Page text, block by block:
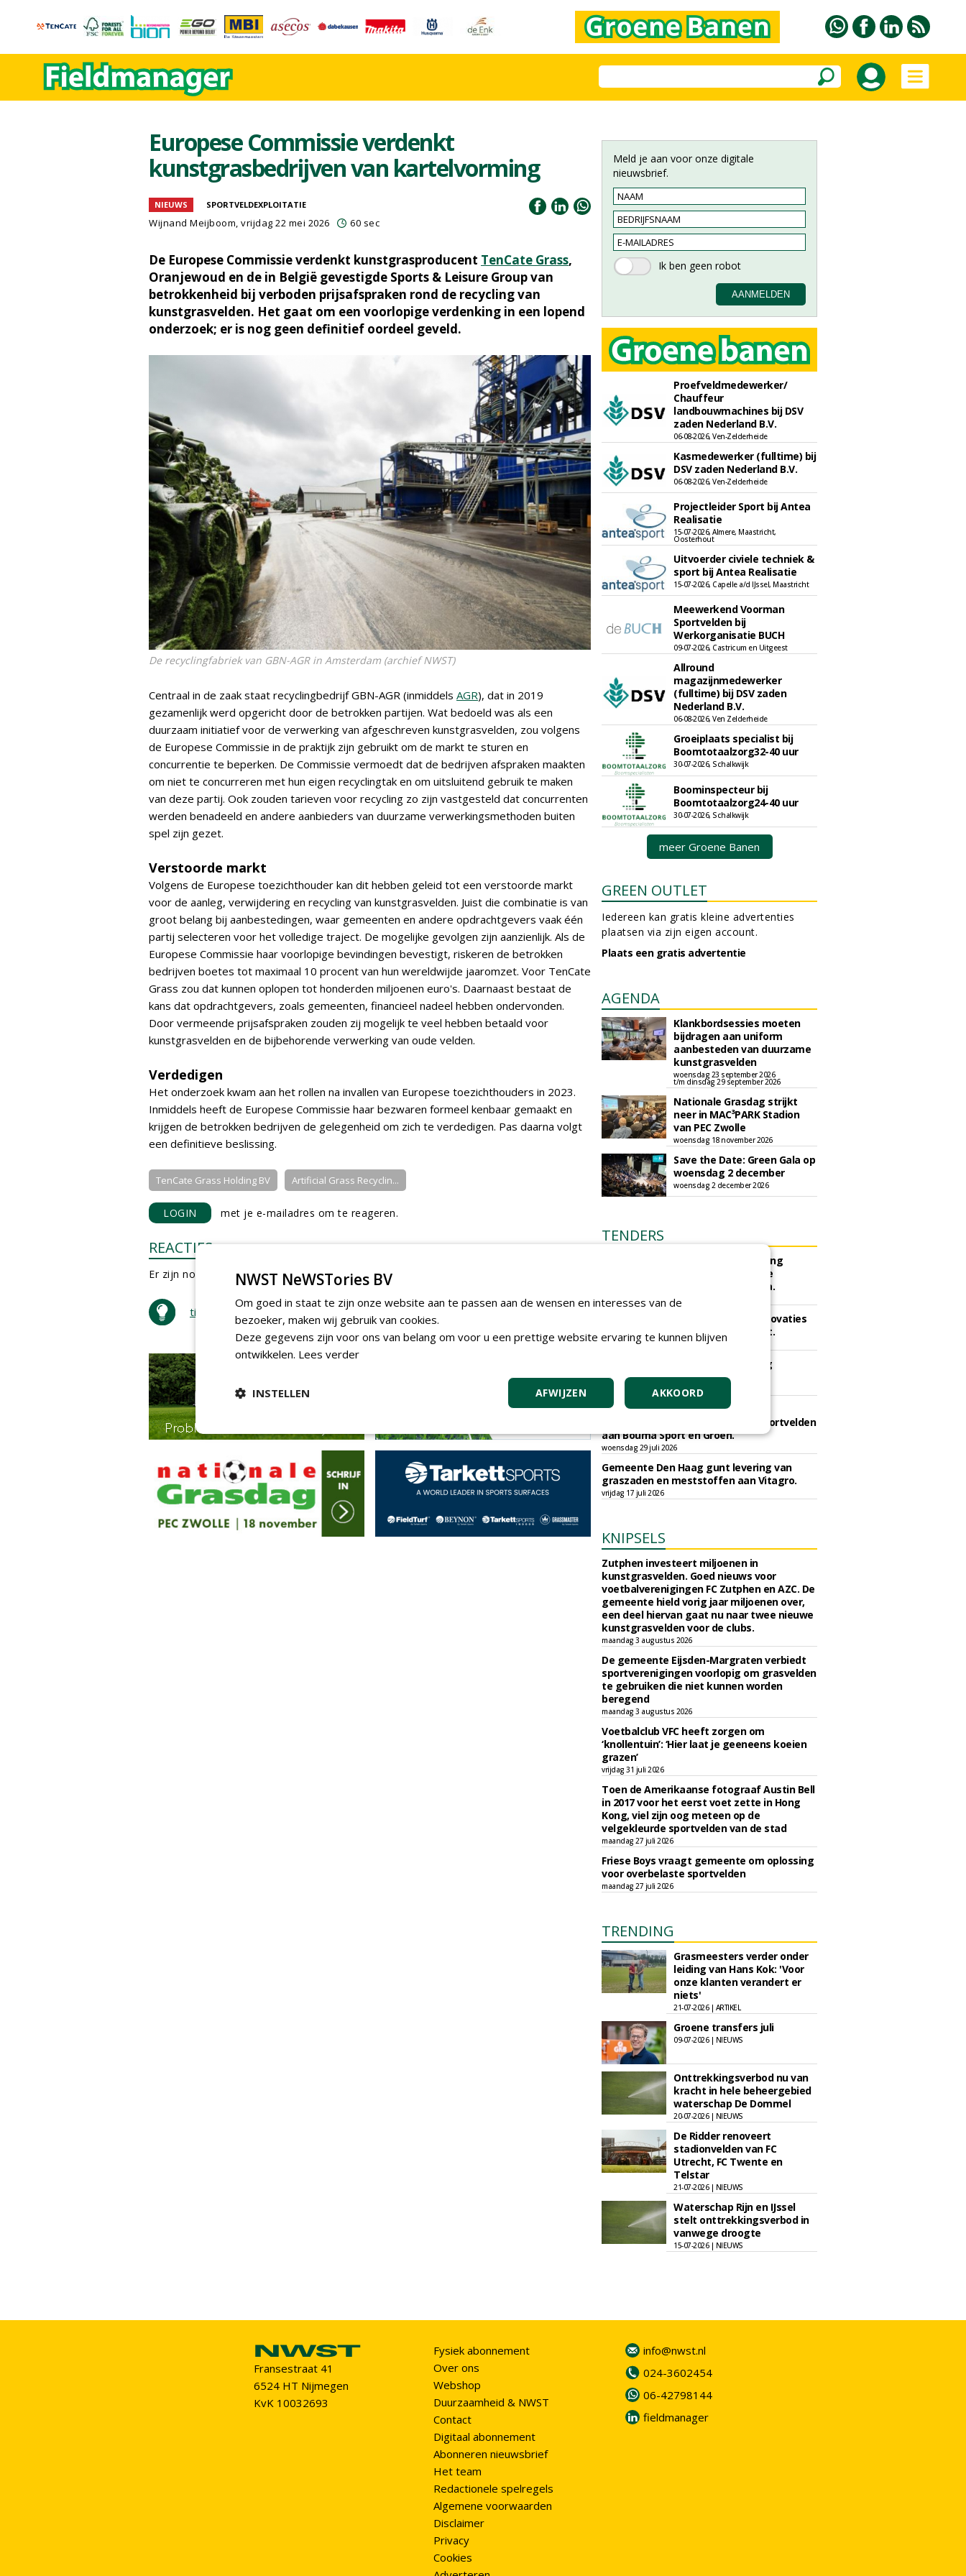
Europese Commissie verdenkt
kunstgrasbedrijven van kartelvorming
NIEUWS SPORTVELDEXPLOITATIE
Wijnand Meijboom, vrijdag 22 mei 2026 60 sec
De Europese Commissie verdenkt kunstgrasproducent TenCate Grass,
Oranjewoud en de in België gevestigde Sports & Leisure Group van
betrokkenheid bij verboden prijsafspraken rond de recycling van
kunstgrasvelden. Het gaat om een voorlopige verdenking in een lopend
onderzoek; er is nog geen definitief oordeel geveld.
De recyclingfabriek van GBN-AGR in Amsterdam (archief NWST)
Centraal in de zaak staat recyclingbedrijf GBN-AGR (inmiddels AGR), dat in 2019
gezamenlijk werd opgericht door de betrokken partijen. Wat bedoeld was als een
duurzaam initiatief voor de verwerking van afgeschreven kunstgrasvelden, zou volgens
de Europese Commissie in de praktijk zijn gebruikt om de markt te sturen en
concurrentie te beperken. De Commissie vermoedt dat de bedrijven afspraken maakten
om niet te concurreren met hun eigen recyclingtak en om uitsluitend gebruik te maken
van deze partij. Ook zouden tarieven voor recycling zo zijn vastgesteld dat concurrenten
werden benadeeld en andere aanbieders van duurzame verwerkingsmethoden buiten
spel zijn gezet.
Verstoorde markt
Volgens de Europese toezichthouder kan dit hebben geleid tot een verstoorde markt
voor de aanleg, verwijdering en recycling van kunstgrasvelden. Juist die combinatie is van
groot belang bij aanbestedingen, waar gemeenten en andere opdrachtgevers vaak één
partij selecteren voor het volledige traject. De mogelijke gevolgen zijn aanzienlijk. Als de
Europese Commissie haar voorlopige bevindingen bevestigt, riskeren de betrokken
bedrijven boetes tot maximaal 10 procent van hun wereldwijde jaaromzet. Voor TenCate
Grass zou dat kunnen oplopen tot honderden miljoenen euro's. Daarnaast bestaat de
kans dat opdrachtgevers, zoals gemeenten, financieel nadeel hebben ondervonden.
Door vermeende prijsafspraken zouden zij mogelijk te veel hebben betaald voor
kunstgrasvelden en de bijbehorende verwerking van oude velden.
Verdedigen
Het onderzoek kwam aan het rollen na invallen van Europese toezichthouders in 2023.
Inmiddels heeft de Europese Commissie haar bezwaren formeel kenbaar gemaakt en
krijgen de betrokken bedrijven de gelegenheid om zich te verdedigen. Pas daarna volgt
een definitieve beslissing.
TenCate Grass Holding BV Artificial Grass Recyclin...
LOGIN met je e-mailadres om te reageren.
REACTIES
Er zijn nog geen reacties.
tip de redactie
Meld je aan voor onze digitale
nieuwsbrief.
Proefveldmedewerker/
Chauffeur
landbouwmachines bij DSV
zaden Nederland B.V.
06-08-2026, Ven-Zelderheide
Kasmedewerker (fulltime) bij
DSV zaden Nederland B.V.
06-08-2026, Ven-Zelderheide
Projectleider Sport bij Antea
Realisatie
15-07-2026, Almere, Maastricht,
Oosterhout
Uitvoerder civiele techniek &
sport bij Antea Realisatie
15-07-2026, Capelle a/d IJssel, Maastricht
Meewerkend Voorman
Sportvelden bij
Werkorganisatie BUCH
09-07-2026, Castricum en Uitgeest
Allround
magazijnmedewerker
(fulltime) bij DSV zaden
Nederland B.V.
06-08-2026, Ven Zelderheide
Groeiplaats specialist bij
Boomtotaalzorg32-40 uur
30-07-2026, Schalkwijk
Boominspecteur bij
Boomtotaalzorg24-40 uur
30-07-2026, Schalkwijk
meer Groene Banen
GREEN OUTLET
Iedereen kan gratis kleine advertenties
plaatsen via zijn eigen account.
Plaats een gratis advertentie
AGENDA
Klankbordsessies moeten
bijdragen aan uniform
aanbesteden van duurzame
kunstgrasvelden
woensdag 23 september 2026
t/m dinsdag 29 september 2026
Nationale Grasdag strijkt
neer in MAC³PARK Stadion
van PEC Zwolle
woensdag 18 november 2026
Save the Date: Green Gala op
woensdag 2 december
woensdag 2 december 2026
TENDERS
Gemeente Bergen gunt herinrichting
sportpark Hogedijk - VV Egmond te
Egmond-Binnen aan Compeer Infra.
vrijdag 31 juli 2026
Gemeente Dordrecht gunt veldrenovaties
sportpark Schildman aan CSC Sport.
donderdag 30 juli 2026
Gemeente Maastricht gunt aanleg
kunstgrasvelden aan Finovi.
woensdag 29 juli 2026
Gemeente Westerveld gunt
raamovereenkomst onderhoud sportvelden
aan Bouma Sport en Groen.
woensdag 29 juli 2026
Gemeente Den Haag gunt levering van
graszaden en meststoffen aan Vitagro.
vrijdag 17 juli 2026
KNIPSELS
Zutphen investeert miljoenen in
kunstgrasvelden. Goed nieuws voor
voetbalverenigingen FC Zutphen en AZC. De
gemeente hield vorig jaar miljoenen over,
een deel hiervan gaat nu naar twee nieuwe
kunstgrasvelden voor de clubs.
maandag 3 augustus 2026
De gemeente Eijsden-Margraten verbiedt
sportverenigingen voorlopig om grasvelden
te gebruiken die niet kunnen worden
beregend
maandag 3 augustus 2026
Voetbalclub VFC heeft zorgen om
‘knollentuin’: ‘Hier laat je geeneens koeien
grazen’
vrijdag 31 juli 2026
Toen de Amerikaanse fotograaf Austin Bell
in 2017 voor het eerst voet zette in Hong
Kong, viel zijn oog meteen op de
velgekleurde sportvelden van de stad
maandag 27 juli 2026
Friese Boys vraagt gemeente om oplossing
voor overbelaste sportvelden
maandag 27 juli 2026
TRENDING
Grasmeesters verder onder
leiding van Hans Kok: 'Voor
onze klanten verandert er
niets'
21-07-2026 | ARTIKEL
Groene transfers juli
09-07-2026 | NIEUWS
Onttrekkingsverbod nu van
kracht in hele beheergebied
waterschap De Dommel
20-07-2026 | NIEUWS
De Ridder renoveert
stadionvelden van FC
Utrecht, FC Twente en
Telstar
21-07-2026 | NIEUWS
Waterschap Rijn en IJssel
stelt onttrekkingsverbod in
vanwege droogte
15-07-2026 | NIEUWS
Fransestraat 41
6524 HT Nijmegen
KvK 10032693
Fysiek abonnement
Over ons
Webshop
Duurzaamheid & NWST
Contact
Digitaal abonnement
Abonneren nieuwsbrief
Het team
Redactionele spelregels
Algemene voorwaarden
Disclaimer
Privacy
Cookies
info@nwst.nl
024-3602454
06-42798144
fieldmanager
NWST NeWSTories BV
Om goed in staat te zijn onze website aan te passen aan de wensen en interesses van de
bezoeker, maken wij gebruik van cookies.
Deze gegevens zijn voor ons van belang om voor u een prettige website ervaring te kunnen blijven
ontwikkelen. Lees verder
AKKOORD
AFWIJZEN
INSTELLEN